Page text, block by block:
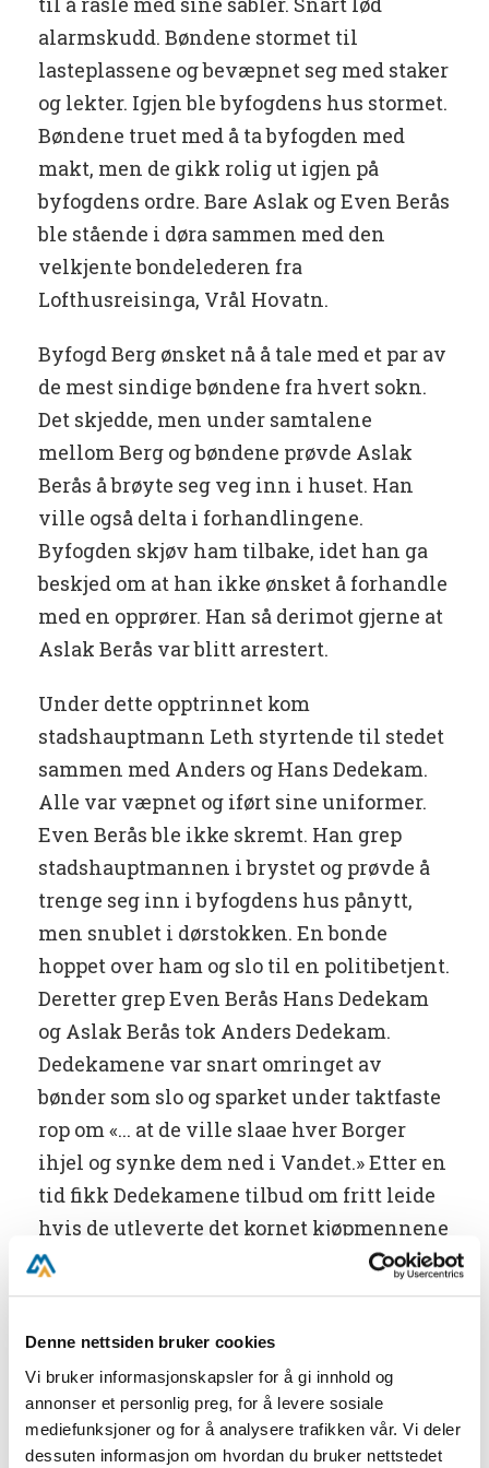
Denne nettsiden bruker cookies
Vi bruker informasjonskapsler for å gi innhold og
annonser et personlig preg, for å levere sosiale
mediefunksjoner og for å analysere trafikken vår. Vi deler
dessuten informasjon om hvordan du bruker nettstedet
alarmskudd. Bøndene stormet til
lasteplassene og bevæpnet seg med staker
og lekter. Igjen ble byfogdens hus stormet.
Bøndene truet med å ta byfogden med
makt, men de gikk rolig ut igjen på
byfogdens ordre. Bare Aslak og Even Berås
ble stående i døra sammen med den
velkjente bondelederen fra
Lofthusreisinga, Vrål Hovatn.
Byfogd Berg ønsket nå å tale med et par av
de mest sindige bøndene fra hvert sokn.
Det skjedde, men under samtalene
mellom Berg og bøndene prøvde Aslak
Berås å brøyte seg veg inn i huset. Han
ville også delta i forhandlingene.
Byfogden skjøv ham tilbake, idet han ga
beskjed om at han ikke ønsket å forhandle
med en opprører. Han så derimot gjerne at
Aslak Berås var blitt arrestert.
Under dette opptrinnet kom
stadshauptmann Leth styrtende til stedet
sammen med Anders og Hans Dedekam.
Alle var væpnet og iført sine uniformer.
Even Berås ble ikke skremt. Han grep
stadshauptmannen i brystet og prøvde å
trenge seg inn i byfogdens hus pånytt,
men snublet i dørstokken. En bonde
hoppet over ham og slo til en politibetjent.
Deretter grep Even Berås Hans Dedekam
og Aslak Berås tok Anders Dedekam.
Dedekamene var snart omringet av
bønder som slo og sparket under taktfaste
rop om «... at de ville slaae hver Borger
ihjel og synke dem ned i Vandet.» Etter en
tid fikk Dedekamene tilbud om fritt leide
hvis de utleverte det kornet kjøpmennene
skjulte og gikk på bøndenes parti. Da
Dedekamene takket nei til tilbudet,
Det gikk ikke bedre med ham. Bøndene slo
ham ned med lekter. Noe senere ble
brødrene i sterkt redusert tilstand